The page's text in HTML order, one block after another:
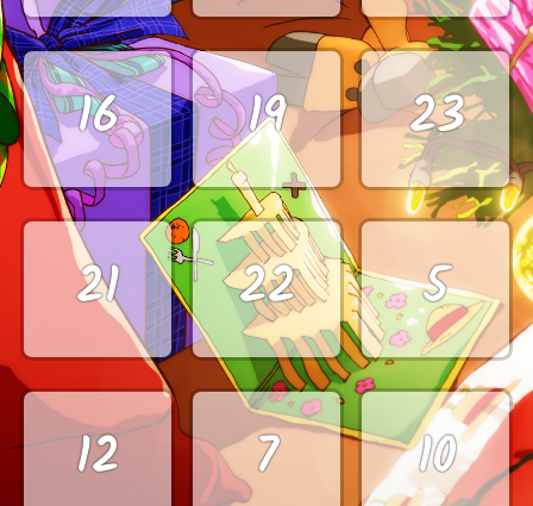
5
7 10
12
16 19
21 22
23